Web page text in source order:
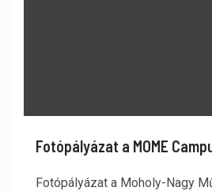
Fotópályázat a MOME
Fotópályázat a Moholy-Nagy